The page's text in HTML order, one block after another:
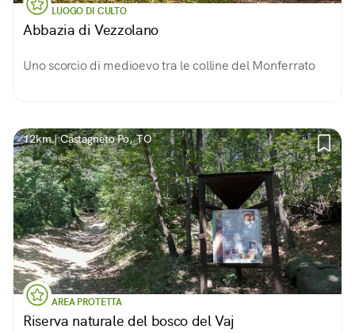
LUOGO DI CULTO
Abbazia di Vezzolano
Uno scorcio di medioevo tra le colline del Monferrato
12km | Castagneto Po, TO
AREA PROTETTA
Riserva naturale del bosco del Vaj